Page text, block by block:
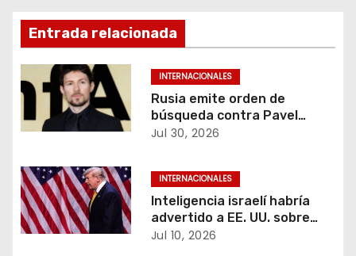
g
a
c
i
n
d
Entrada relacionada
INTERNACIONALES
Rusia emite orden de
búsqueda contra Pavel
Durov, fundador de
Jul 30, 2026
INTERNACIONALES
Inteligencia israelí habría
advertido a EE. UU. sobre
presunta amenaza contra
Jul 10, 2026